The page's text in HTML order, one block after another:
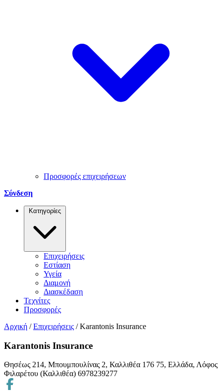
Προσφορές επιχειρήσεων
Σύνδεση
Κατηγορίες
Επιχειρήσεις
Εστίαση
Υγεία
Διαμονή
Διασκέδαση
Τεχνίτες
Προσφορές
Αρχική / Επιχειρήσεις / Karantonis Insurance
Karantonis Insurance
Θησέως 214, Μπουμπουλίνας 2, Καλλιθέα 176 75, Ελλάδα, Λόφος
Φιλαρέτου (Καλλιθέα) 6978239277